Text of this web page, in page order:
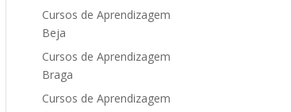
Cursos de Aprendizagem
Beja
Cursos de Aprendizagem
Braga
Cursos de Aprendizagem